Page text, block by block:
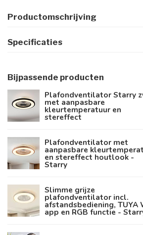
Productomschrijving
Specificaties
Bijpassende producten
Plafondventilator Starry
met aanpasbare
kleurtemperatuur en
stereffect
Plafondventilator met
aanpasbare
en stereffect houtlook -
Starry
Slimme grijze
plafondventilator incl.
afstandsbediening, TUYA
app en RGB functie -